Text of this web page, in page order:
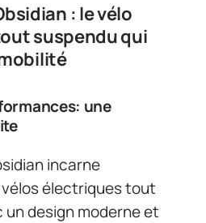
: le vélo
suspendu qui
une
incarne
vélos électriques tout
un design moderne et